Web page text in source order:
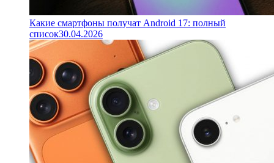
Какие смартфоны получат Android 17: полный
список30.04.2026